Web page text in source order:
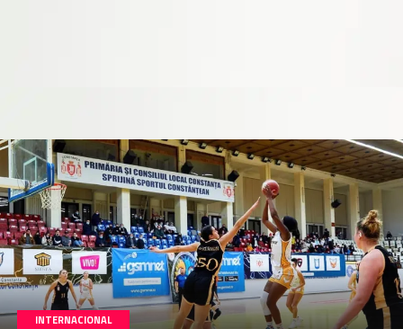
INTERNACIONAL